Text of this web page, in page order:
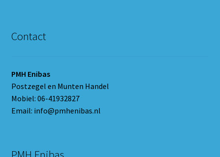
Contact
PMH Enibas
Postzegel en Munten Handel
Mobiel: 06-41932827
Email: info@pmhenibas.nl